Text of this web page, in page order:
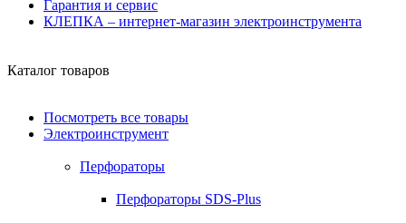
Гарантия и сервис
КЛЕПКА – интернет-магазин электроинструмента
Каталог товаров
Посмотреть все товары
Электроинструмент
Перфораторы
Перфораторы SDS-Plus